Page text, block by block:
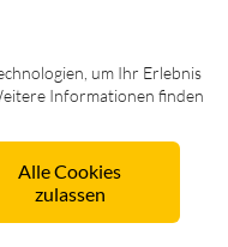
um Ihr Erlebnis
Informationen finden
Alle Cookies
zulassen